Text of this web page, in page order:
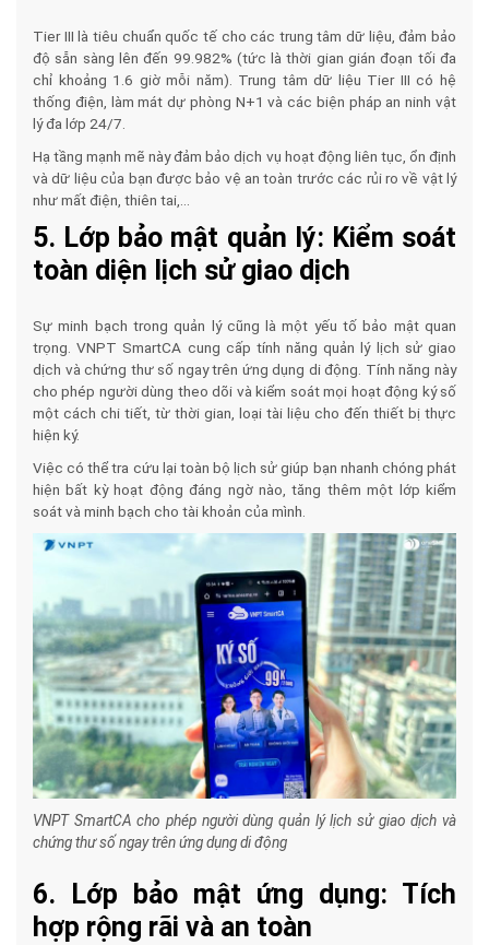
Tier III là tiêu chuẩn quốc tế cho các trung tâm dữ liệu, đảm bảo
độ sẵn sàng lên đến 99.982% (tức là thời gian gián đoạn tối đa
chỉ khoảng 1.6 giờ mỗi năm). Trung tâm dữ liệu Tier III có hệ
thống điện, làm mát dự phòng N+1 và các biện pháp an ninh vật
lý đa lớp 24/7.
Hạ tầng mạnh mẽ này đảm bảo dịch vụ hoạt động liên tục, ổn định
và dữ liệu của bạn được bảo vệ an toàn trước các rủi ro về vật lý
như mất điện, thiên tai,...
5. Lớp bảo mật quản lý: Kiểm soát
toàn diện lịch sử giao dịch
Sự minh bạch trong quản lý cũng là một yếu tố bảo mật quan
trọng. VNPT SmartCA cung cấp tính năng quản lý lịch sử giao
dịch và chứng thư số ngay trên ứng dụng di động. Tính năng này
cho phép người dùng theo dõi và kiểm soát mọi hoạt động ký số
một cách chi tiết, từ thời gian, loại tài liệu cho đến thiết bị thực
hiện ký.
Việc có thể tra cứu lại toàn bộ lịch sử giúp bạn nhanh chóng phát
hiện bất kỳ hoạt động đáng ngờ nào, tăng thêm một lớp kiểm
soát và minh bạch cho tài khoản của mình.
VNPT SmartCA cho phép người dùng quản lý lịch sử giao dịch và
chứng thư số ngay trên ứng dụng di động
6. Lớp bảo mật ứng dụng: Tích
hợp rộng rãi và an toàn